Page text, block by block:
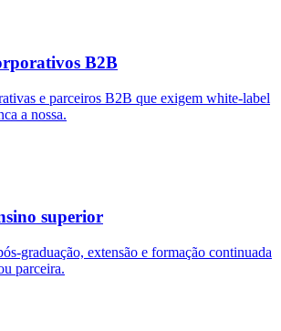
B2B
e parceiros B2B que exigem white-label
a nossa.
superior
graduação, extensão e formação continuada
parceira.